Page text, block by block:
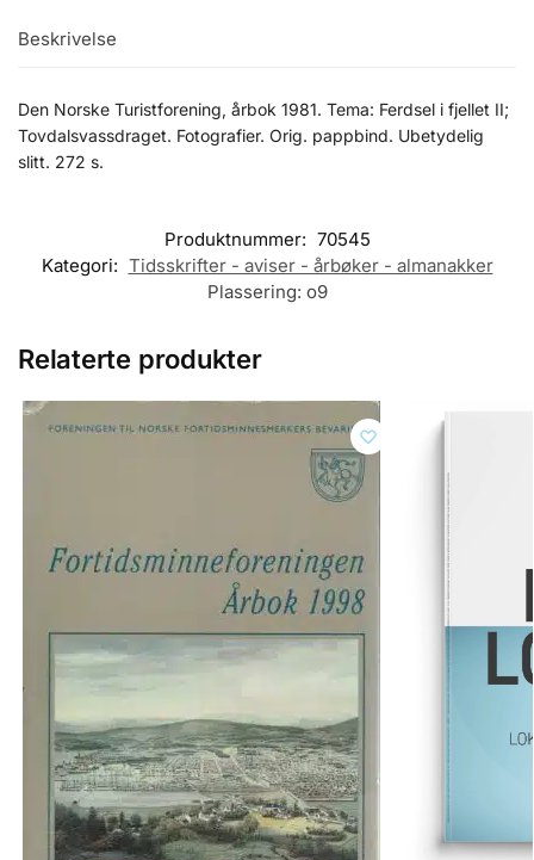
Beskrivelse
Den Norske Turistforening, årbok 1981. Tema: Ferdsel i fjellet II;
Tovdalsvassdraget. Fotografier. Orig. pappbind. Ubetydelig
slitt. 272 s.
Produktnummer: 70545
Kategori: Tidsskrifter - aviser - årbøker - almanakker
Plassering: o9
Relaterte produkter